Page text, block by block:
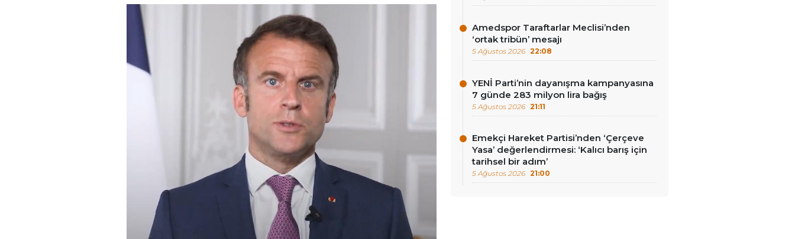
Amedspor Taraftarlar Meclisi’nden
‘ortak tribün’ mesajı
5 Ağustos 2026 22:08
YENİ Parti’nin dayanışma kampanyasına
7 günde 283 milyon lira bağış
5 Ağustos 2026 21:11
Emekçi Hareket Partisi’nden ‘Çerçeve
Yasa’ değerlendirmesi: ‘Kalıcı barış için
tarihsel bir adım’
5 Ağustos 2026 21:00